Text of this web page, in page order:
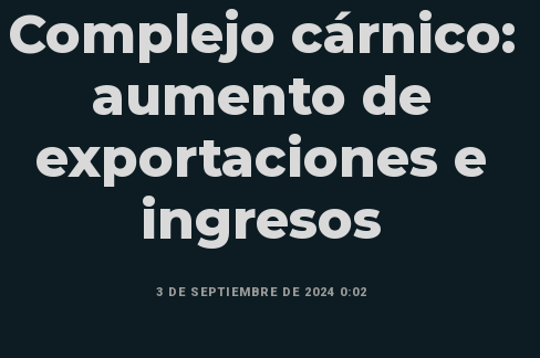
Complejo cárnico:
aumento de
exportaciones e
ingresos
3 DE SEPTIEMBRE DE 2024 0:02